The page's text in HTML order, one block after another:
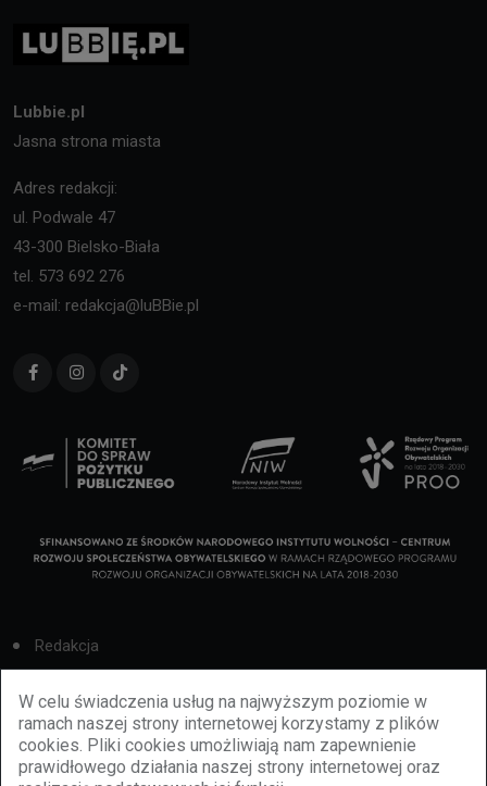
W celu świadczenia usług na najwyższym poziomie w
ramach naszej strony internetowej korzystamy z plików
cookies. Pliki cookies umożliwiają nam zapewnienie
prawidłowego działania naszej strony internetowej oraz
Lubbie.pl
Jasna strona miasta
Adres redakcji:
ul. Podwale 47
43-300 Bielsko-Biała
tel. 573 692 276
e-mail: redakcja@luBBie.pl
Redakcja
Cookies
Reklama
BBiletomania